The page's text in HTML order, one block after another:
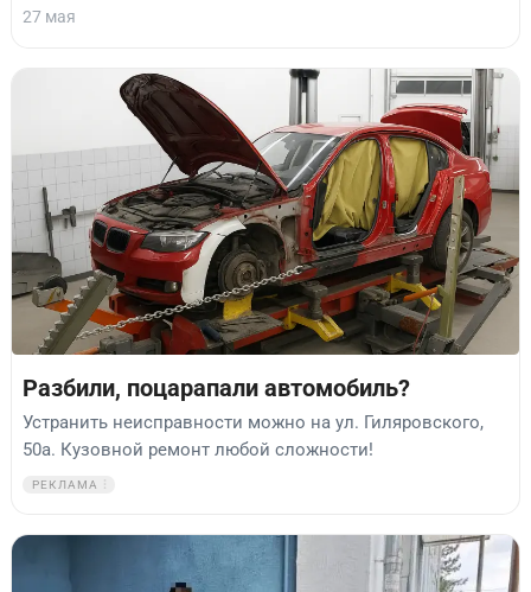
27 мая
Разбили, поцарапали автомобиль?
Устранить неисправности можно на ул. Гиляровского,
50а. Кузовной ремонт любой сложности!
РЕКЛАМА